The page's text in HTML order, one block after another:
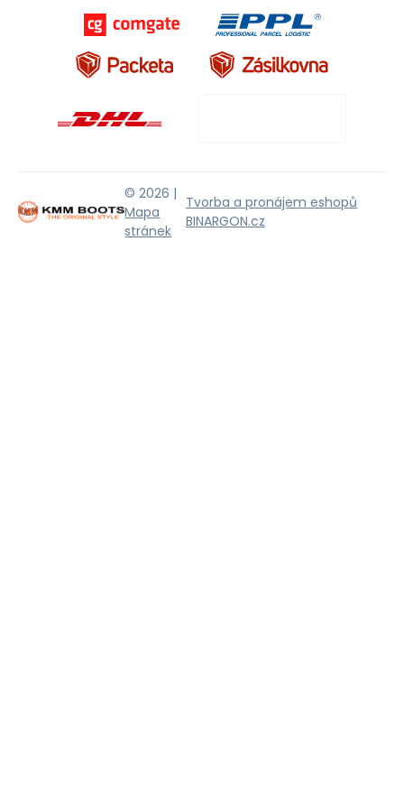
© 2026 |
Mapa
stránek
Tvorba a pronájem eshopů
BINARGON.cz